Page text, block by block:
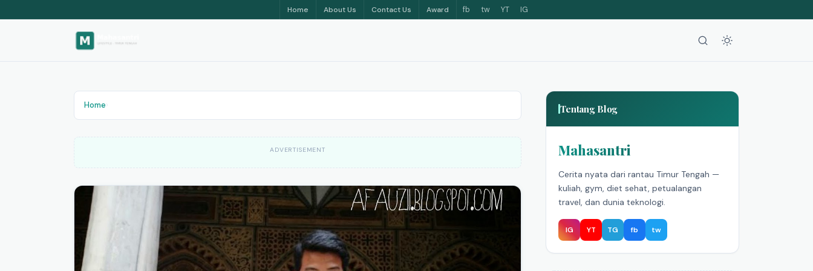
Home About Us Contact Us Award fb tw YT IG
Home›
ADVERTISEMENT
Tentang Blog
Mahasantri
Cerita nyata dari rantau Timur Tengah —
kuliah, gym, diet sehat, petualangan
travel, dan dunia teknologi.
IG YT TG fb tw